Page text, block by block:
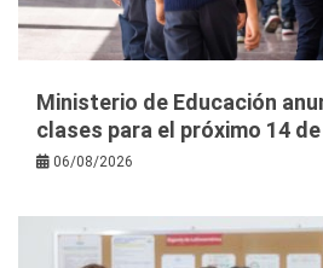
Ministerio de Educación
clases para el próximo 14
06/08/2026